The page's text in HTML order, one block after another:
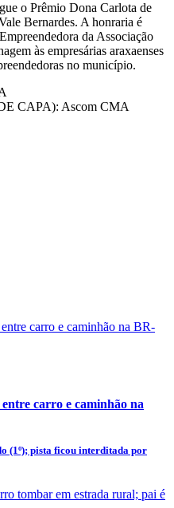
o Prêmio Dona Carlota de
Bernardes. A honraria é
da Associação
às empresárias araxaenses
no município.
CAPA): Ascom CMA
carro e caminhão na
(1º); pista ficou interditada por